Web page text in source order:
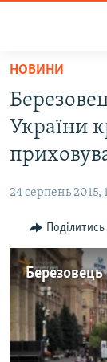
Перейти
основного
матеріалу
Перейти
до
основної
навігації
Перейти
до
пошуку
ВОДА.КРИМ
ВІДЕО ТА
БЛОГИ
ПОГЛЯД
ІНТЕРВ'Ю
ВСЕ ЗА ДЕНЬ
СПЕЦПРОЕКТИ
ДЕПОРТАЦІЯ
ЯК ОБІЙТИ
НОВИНИ
України
24 серпень 2015,
Поділитись
No